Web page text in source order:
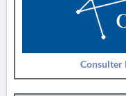
Consulter